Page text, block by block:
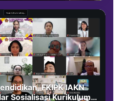
FKIPK IAKN
Sosialisasi Kurikulum